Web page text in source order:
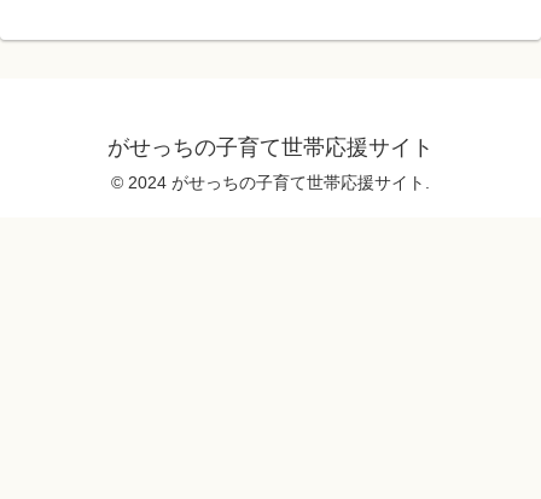
がせっちの子育て世帯応援サイト
© 2024 がせっちの子育て世帯応援サイト.